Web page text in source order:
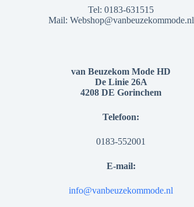
Tel:0183-631515
Mail: Webshop@vanbeuzekommode.nl
van Beuzekom Mode HD
De Linie 26A
4208 DE Gorinchem
Telefoon:
0183-552001
E-mail:
info@vanbeuzekommode.nl